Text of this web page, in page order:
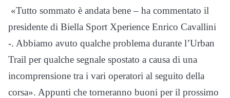
«Tutto sommato è andata bene – ha commentato il
presidente di Biella Sport Xperience Enrico Cavallini
-. Abbiamo avuto qualche problema durante l’Urban
Trail per qualche segnale spostato a causa di una
incomprensione tra i vari operatori al seguito della
corsa». Appunti che torneranno buoni per il prossimo